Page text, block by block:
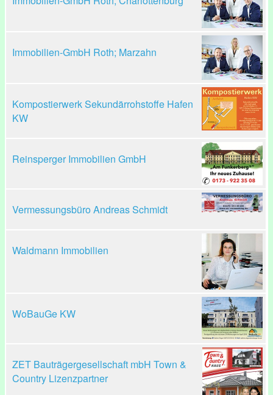
Immobilien-GmbH Roth; Marzahn
Kompostierwerk Sekundärrohstoffe Hafen
KW
Reinsperger Immobilien GmbH
Vermessungsbüro Andreas Schmidt
Waldmann Immobilien
WoBauGe KW
ZET Bauträgergesellschaft mbH Town &
Country Lizenzpartner